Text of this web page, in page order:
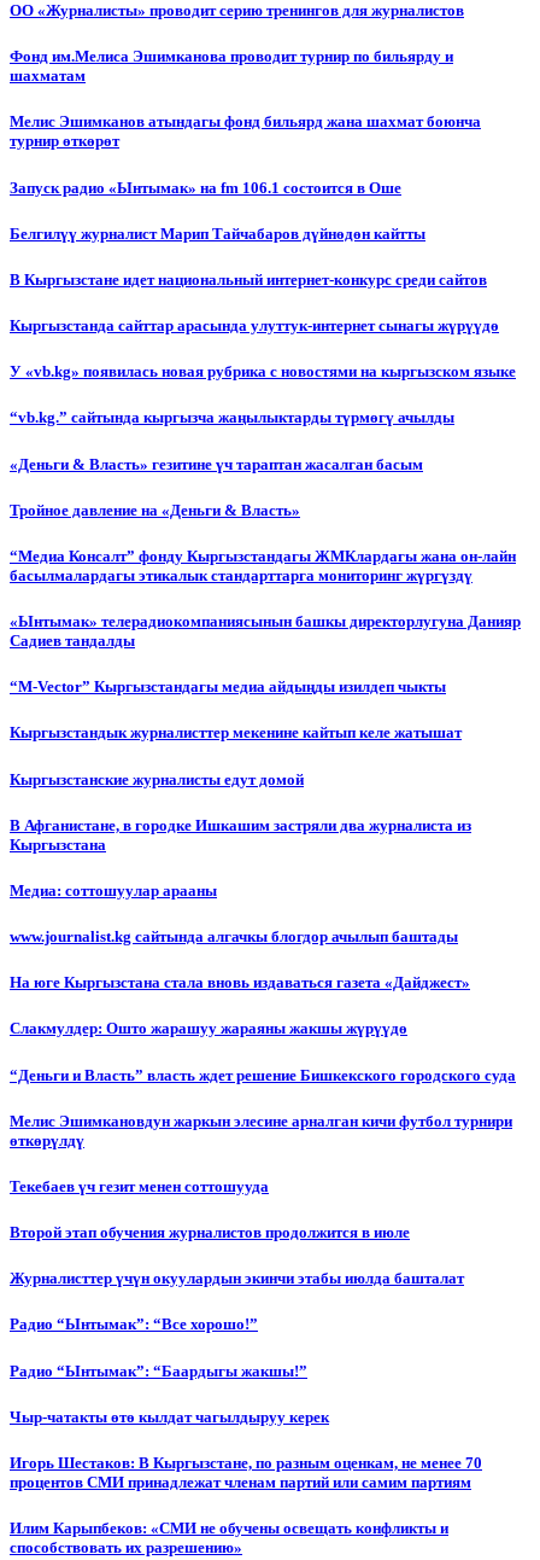
ОО «Журналисты» проводит серию тренингов для журналистов
Фонд им.Мелиса Эшимканова проводит турнир по бильярду и
шахматам
Мелис Эшимканов атындагы фонд бильярд жана шахмат боюнча
турнир өткөрөт
Запуск радио «Ынтымак» на fm 106.1 состоится в Оше
Белгилүү журналист Марип Тайчабаров дүйнөдөн кайтты
В Кыргызстане идет национальный интернет-конкурс среди сайтов
Кыргызстанда сайттар арасында улуттук-интернет сынагы жүрүүдө
У «vb.kg» появилась новая рубрика с новостями на кыргызском языке
“vb.kg.” сайтында кыргызча жаңылыктарды түрмөгү ачылды
«Деньги & Власть» гезитине үч тараптан жасалган басым
Тройное давление на «Деньги & Власть»
“Медиа Консалт” фонду Кыргызстандагы ЖМКлардагы жана он-лайн
басылмалардагы этикалык стандарттарга мониторинг жүргүздү
«Ынтымак» телерадиокомпаниясынын башкы директорлугуна Данияр
Садиев тандалды
“М-Vector” Кыргызстандагы медиа айдыңды изилдеп чыкты
Кыргызстандык журналисттер мекенине кайтып келе жатышат
Кыргызстанские журналисты едут домой
В Афганистане, в городке Ишкашим застряли два журналиста из
Кыргызстана
Медиа: соттошуулар арааны
www.journalist.kg сайтында алгачкы блогдор ачылып баштады
На юге Кыргызстана стала вновь издаваться газета «Дайджест»
Слакмулдер: Ошто жарашуу жараяны жакшы жүрүүдө
“Деньги и Власть” власть ждет решение Бишкекского городского суда
Мелис Эшимкановдун жаркын элесине арналган кичи футбол турнири
өткөрүлдү
Текебаев үч гезит менен соттошууда
Второй этап обучения журналистов продолжится в июле
Журналисттер үчүн окуулардын экинчи этабы июлда башталат
Радио “Ынтымак”: “Все хорошо!”
Радио “Ынтымак”: “Баардыгы жакшы!”
Чыр-чатакты өтө кылдат чагылдыруу керек
Игорь Шестаков: В Кыргызстане, по разным оценкам, не менее 70
процентов СМИ принадлежат членам партий или самим партиям
Илим Карыпбеков: «СМИ не обучены освещать конфликты и
способствовать их разрешению»